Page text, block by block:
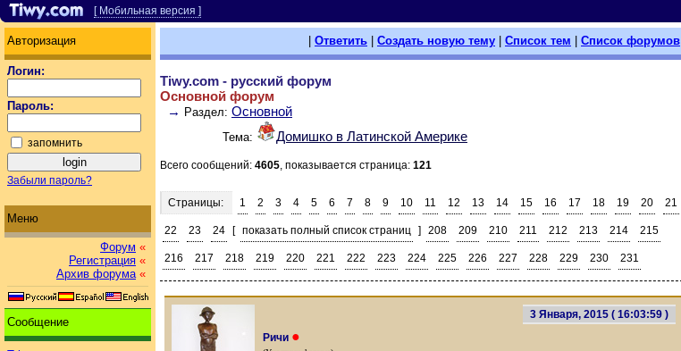
[ Мобильная версия ]
Авторизация
Логин:
Пароль:
запомнить
Забыли пароль?
Меню
Форум «
Регистрация «
Архив форума «
Сообщение
Ответить Создать новую тему Список тем Список форумов
Tiwy.com - русский форум
Основной форум
→ Раздел: Основной
Тема: Домишко в Латинской Америке
Всего сообщений: 4605, показывается страница: 121
Страницы: 1 2 3 4 5 6 7 8 9 10 11 12 13 14 15 16 17 18 19 20 21
22 23 24 [ показать полный список страниц ] 208 209 210 211 212 213 214 215
216 217 218 219 220 221 222 223 224 225 226 227 228 229 230 231
3 Января, 2015 ( 16:03:59 )
Ричи ●